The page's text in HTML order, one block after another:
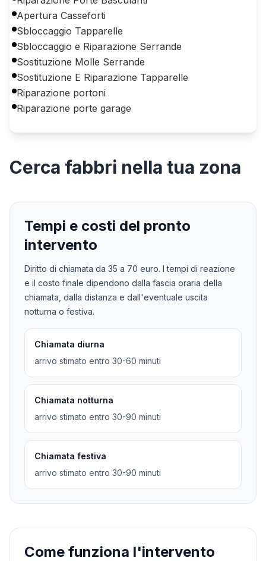
Apertura Casseforti
Sbloccaggio Tapparelle
Sbloccaggio e Riparazione Serrande
Sostituzione Molle Serrande
Sostituzione E Riparazione Tapparelle
Riparazione portoni
Riparazione porte garage
Cerca fabbri nella tua zona
Tempi e costi del pronto
intervento
Diritto di chiamata da 35 a 70 euro. I tempi di reazione
e il costo finale dipendono dalla fascia oraria della
chiamata, dalla distanza e dall'eventuale uscita
notturna o festiva.
Chiamata diurna
arrivo stimato entro 30-60 minuti
Chiamata notturna
arrivo stimato entro 30-90 minuti
Chiamata festiva
arrivo stimato entro 30-90 minuti
Come funziona l'intervento